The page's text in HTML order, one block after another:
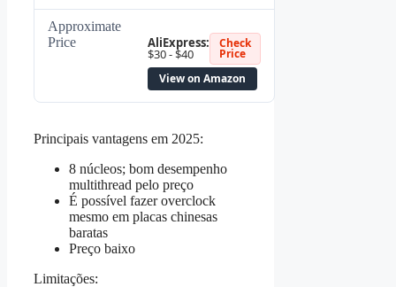
Approximate
Price
AliExpress:
$30 - $40
Check
Price
View on Amazon
Principais vantagens em 2025:
8 núcleos; bom desempenho
multithread pelo preço
É possível fazer overclock
mesmo em placas chinesas
baratas
Preço baixo
Limitações: